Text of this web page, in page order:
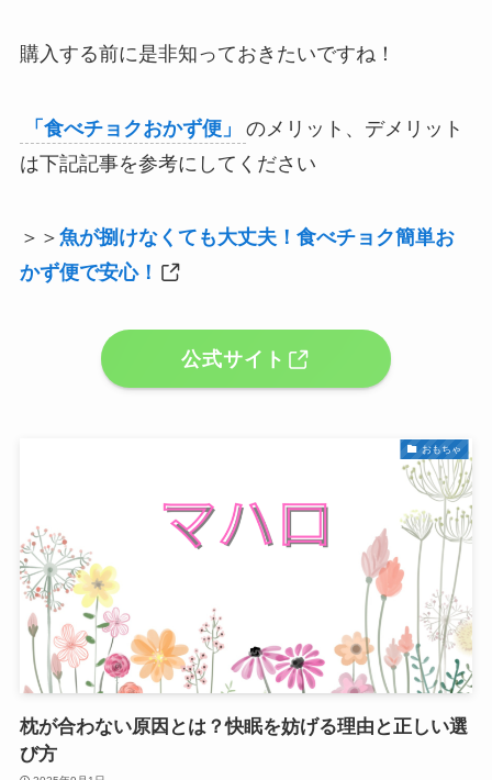
購入する前に是非知っておきたいですね！
「食べチョクおかず便」
のメリット、デメリット
は下記記事を参考にしてください
＞＞ 魚が捌けなくても大丈夫！食べチョク簡単お
かず便で安心！
公式サイト
おもちゃ
枕が合わない原因とは？快眠を妨げる理由と正しい選
び方